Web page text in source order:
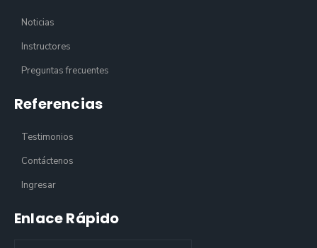
Noticias
Instructores
Preguntas frecuentes
Referencias
Testimonios
Contáctenos
Ingresar
Enlace Rápido